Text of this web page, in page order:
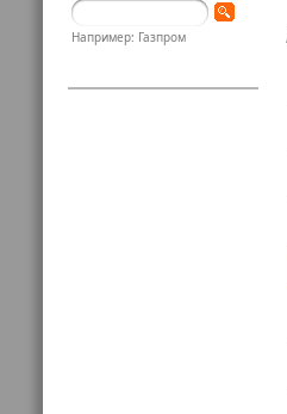
Например: Газпром